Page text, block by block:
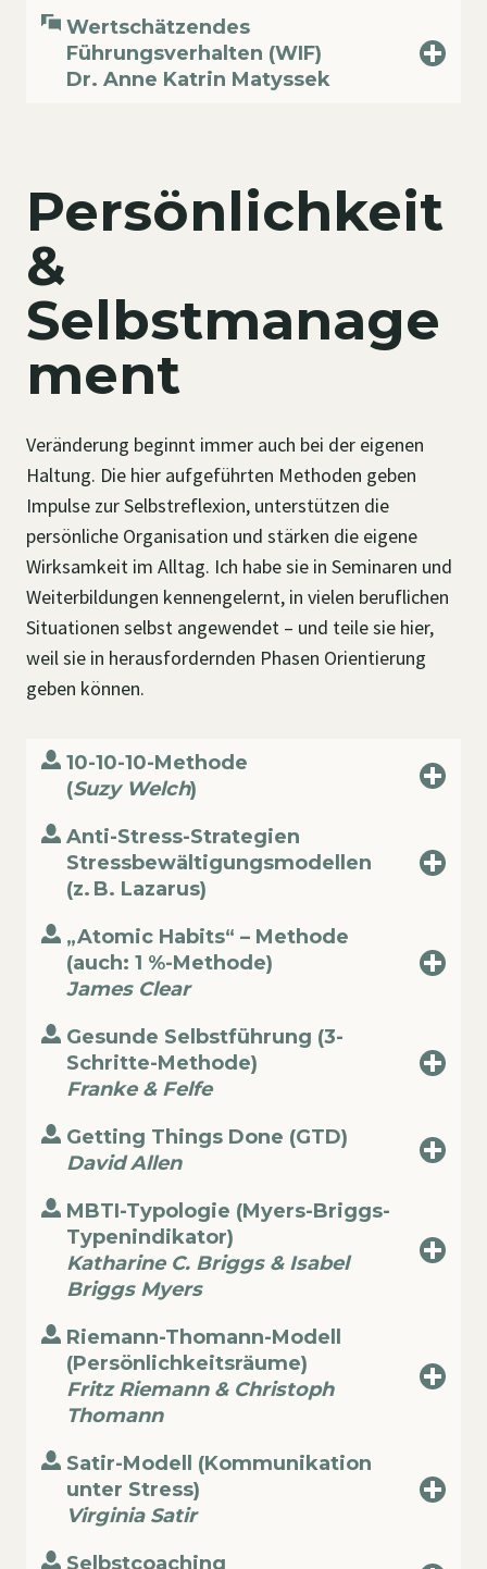
Wertschätzendes
Führungsverhalten (WIF)
Dr. Anne Katrin Matyssek
Persönlichkeit
&
Selbstmanage
ment
Veränderung beginnt immer auch bei der eigenen
Haltung. Die hier aufgeführten Methoden geben
Impulse zur Selbstreflexion, unterstützen die
persönliche Organisation und stärken die eigene
Wirksamkeit im Alltag. Ich habe sie in Seminaren und
Weiterbildungen kennengelernt, in vielen beruflichen
Situationen selbst angewendet – und teile sie hier,
weil sie in herausfordernden Phasen Orientierung
geben können.
10-10-10-Methode
(Suzy Welch)
Anti-Stress-Strategien
Stressbewältigungsmodellen
(z. B. Lazarus)
„Atomic Habits“ – Methode
(auch: 1 %-Methode)
James Clear
Gesunde Selbstführung (3-
Schritte-Methode)
Franke & Felfe
Getting Things Done (GTD)
David Allen
MBTI-Typologie (Myers-Briggs-
Typenindikator)
Katharine C. Briggs & Isabel
Briggs Myers
Riemann-Thomann-Modell
(Persönlichkeitsräume)
Fritz Riemann & Christoph
Thomann
Satir-Modell (Kommunikation
unter Stress)
Virginia Satir
Selbstcoaching